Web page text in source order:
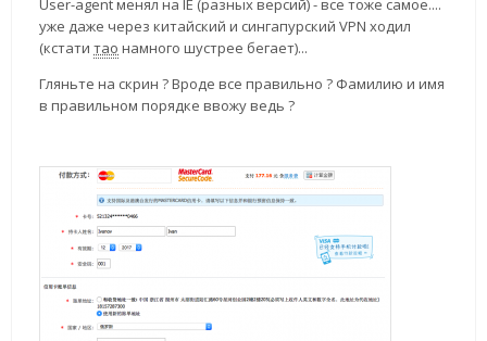
User-agent менял на IE (разных версий) - все тоже самое....
уже даже через китайский и сингапурский VPN ходил
(кстати тао намного шустрее бегает)...
Гляньте на скрин ? Вроде все правильно ? Фамилию и имя
в правильном порядке ввожу ведь ?